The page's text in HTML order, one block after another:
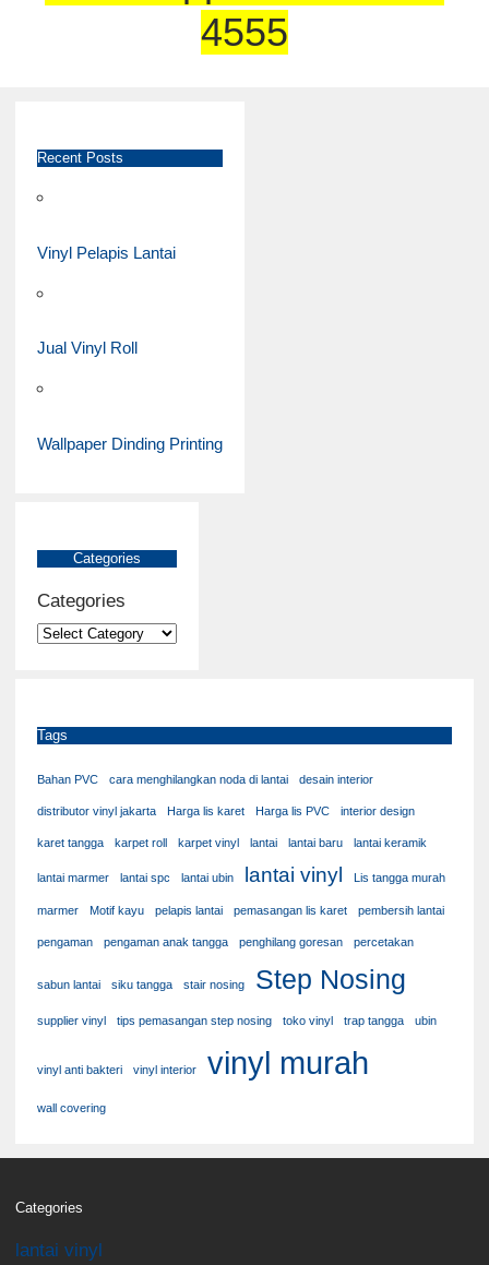
4555
Recent Posts
Vinyl Pelapis Lantai
Jual Vinyl Roll
Wallpaper Dinding Printing
Categories
Categories
Tags
Bahan PVC cara menghilangkan noda di lantai desain interior
distributor vinyl jakarta Harga lis karet Harga lis PVC interior design
karet tangga karpet roll karpet vinyl lantai lantai baru lantai keramik
lantai marmer lantai spc lantai ubin lantai vinyl Lis tangga murah
marmer Motif kayu pelapis lantai pemasangan lis karet pembersih lantai
pengaman pengaman anak tangga penghilang goresan percetakan
sabun lantai siku tangga stair nosing Step Nosing
supplier vinyl tips pemasangan step nosing toko vinyl trap tangga ubin
vinyl anti bakteri vinyl interior vinyl murah
wall covering
Categories
lantai vinyl